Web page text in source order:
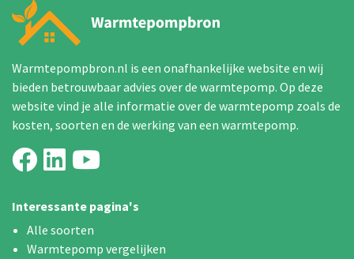
Warmtepompbron.nl is een onafhankelijke website en wij
bieden betrouwbaar advies over de warmtepomp. Op deze
website vind je alle informatie over de warmtepomp zoals de
kosten, soorten en de werking van een warmtepomp.
Interessante pagina's
Alle soorten
Warmtepomp vergelijken